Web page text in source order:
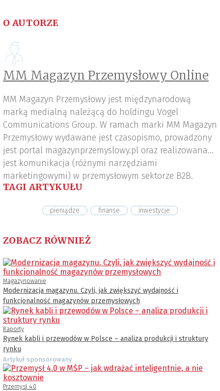
O AUTORZE
MM Magazyn Przemysłowy Online
MM Magazyn Przemysłowy jest międzynarodową
marką medialną należącą do holdingu Vogel
Communications Group. W ramach marki MM Magazyn
Przemysłowy wydawane jest czasopismo, prowadzony
jest portal magazynprzemyslowy.pl oraz realizowana
jest komunikacja (różnymi narzędziami
marketingowymi) w przemysłowym sektorze B2B.
TAGI ARTYKUŁU
pieniądze finanse inwestycje
ZOBACZ RÓWNIEŻ
Magazynowanie
Modernizacja magazynu. Czyli, jak zwiększyć wydajność i
funkcjonalność magazynów przemysłowych
Raporty
Rynek kabli i przewodów w Polsce – analiza produkcji i struktury
rynku
Artykuł sponsorowany
Przemysł 4.0